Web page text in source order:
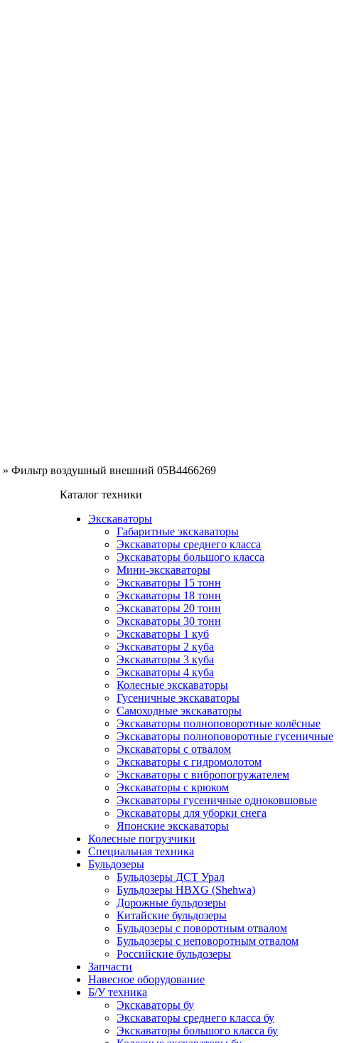
» Фильтр воздушный внешний 05B4466269
Каталог техники
Экскаваторы
Габаритные экскаваторы
Экскаваторы среднего класса
Экскаваторы большого класса
Мини-экскаваторы
Экскаваторы 15 тонн
Экскаваторы 18 тонн
Экскаваторы 20 тонн
Экскаваторы 30 тонн
Экскаваторы 1 куб
Экскаваторы 2 куба
Экскаваторы 3 куба
Экскаваторы 4 куба
Колесные экскаваторы
Гусеничные экскаваторы
Самоходные экскаваторы
Экскаваторы полноповоротные колёсные
Экскаваторы полноповоротные гусеничные
Экскаваторы с отвалом
Экскаваторы с гидромолотом
Экскаваторы с вибропогружателем
Экскаваторы с крюком
Экскаваторы гусеничные одноковшовые
Экскаваторы для уборки снега
Японские экскаваторы
Колесные погрузчики
Специальная техника
Бульдозеры
Бульдозеры ДСТ Урал
Бульдозеры HBXG (Shehwa)
Дорожные бульдозеры
Китайские бульдозеры
Бульдозеры с поворотным отвалом
Бульдозеры с неповоротным отвалом
Российские бульдозеры
Запчасти
Навесное оборудование
Б/У техника
Экскаваторы бу
Экскаваторы среднего класса бу
Экскаваторы большого класса бу